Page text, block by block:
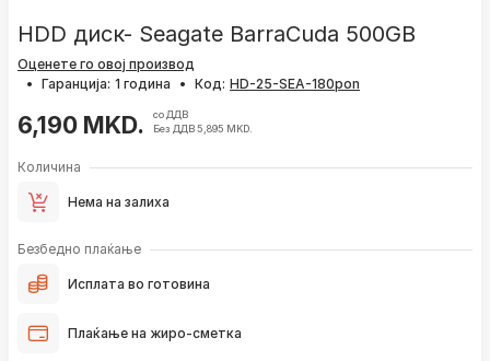
HDD диск- Seagate BarraCuda 500GB
Оценете го овој производ
• Гаранција: 1 година • Код:
6,190 MKD.
со ДДВ
Без ДДВ 5,895 MKD.
Количина
Нема на залиха
Безбедно плаќање
Исплата во готовина
Плаќање на жиро-сметка